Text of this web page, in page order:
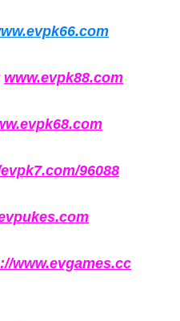
www.evpk88.com
96088
www.evgames.cc